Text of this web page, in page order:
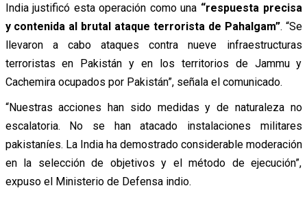
India justificó esta operación como una “respuesta precisa
y contenida al brutal ataque terrorista de Pahalgam”. “Se
llevaron a cabo ataques contra nueve infraestructuras
terroristas en Pakistán y en los territorios de Jammu y
Cachemira ocupados por Pakistán”, señala el comunicado.
“Nuestras acciones han sido medidas y de naturaleza no
escalatoria. No se han atacado instalaciones militares
pakistaníes. La India ha demostrado considerable moderación
en la selección de objetivos y el método de ejecución”,
expuso el Ministerio de Defensa indio.